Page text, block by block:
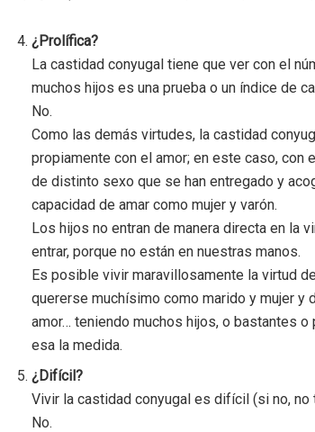
¿Prolífica?
La castidad conyugal tiene que ver con el
muchos hijos es una prueba o un índice de
No.
Como las demás virtudes, la castidad
propiamente con el amor; en este caso, con
de distinto sexo que se han entregado y
capacidad de amar como mujer y varón.
Los hijos no entran de manera directa en la
entrar, porque no están en nuestras manos.
Es posible vivir maravillosamente la virtud
quererse muchísimo como marido y mujer y
amor… teniendo muchos hijos, o bastantes o
esa la medida.
¿Difícil?
Vivir la castidad conyugal es difícil (si no, no
No.